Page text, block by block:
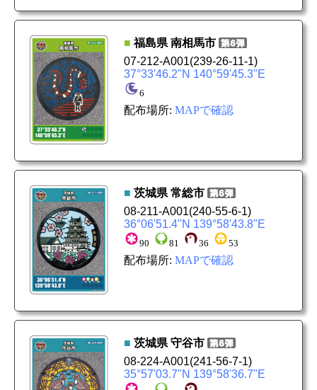
■ 福島県 南相馬市
07-212-A001(239-26-11-1)
37°33'46.2"N 140°59'45.3"E
6
配布場所: MAPで確認
■ 茨城県 常総市
08-211-A001(240-55-6-1)
36°06'51.4"N 139°58'43.8"E
90 81 36 53
配布場所: MAPで確認
■ 茨城県 守谷市
08-224-A001(241-56-7-1)
35°57'03.7"N 139°58'36.7"E